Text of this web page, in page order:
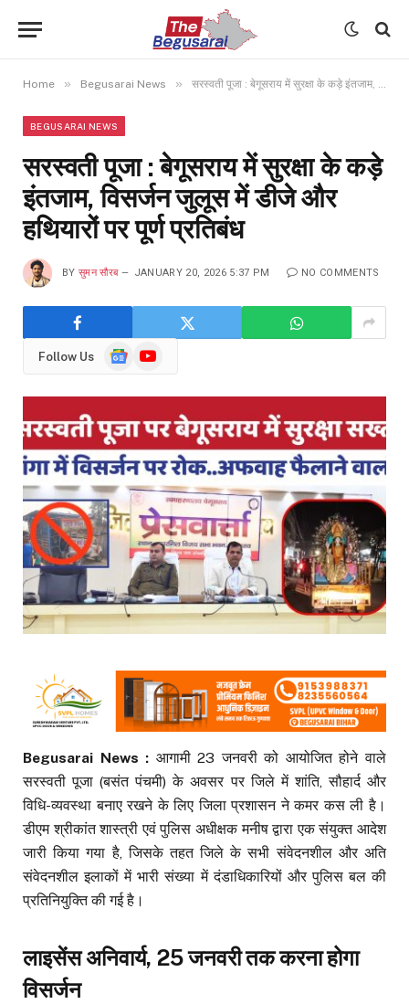
Home » Begusarai News » सरस्वती पूजा : बेगूसराय में सुरक्षा के कड़े इंतजाम, विसर्जन जुलूस में डीजे और हथियारों पर पूर्ण प्रतिबंध
BEGUSARAI NEWS
सरस्वती पूजा : बेगूसराय में सुरक्षा के कड़े
इंतजाम, विसर्जन जुलूस में डीजे और
हथियारों पर पूर्ण प्रतिबंध
BY सुमन सौरब JANUARY 20, 2026 5:37 PM NO COMMENTS
Follow Us
GoogleYouTube
Begusarai News : आगामी 23 जनवरी को आयोजित होने वाले
सरस्वती पूजा (बसंत पंचमी) के अवसर पर जिले में शांति, सौहार्द और
विधि-व्यवस्था बनाए रखने के लिए जिला प्रशासन ने कमर कस ली है।
डीएम श्रीकांत शास्त्री एवं पुलिस अधीक्षक मनीष द्वारा एक संयुक्त आदेश
जारी किया गया है, जिसके तहत जिले के सभी संवेदनशील और अति
संवेदनशील इलाकों में भारी संख्या में दंडाधिकारियों और पुलिस बल की
प्रतिनियुक्ति की गई है।
लाइसेंस अनिवार्य, 25 जनवरी तक करना होगा
विसर्जन